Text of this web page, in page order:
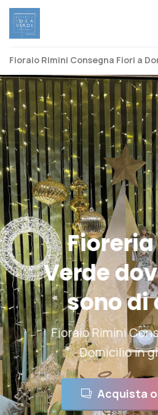
Fioraio Rimini Consegna Fiori a
Rimini
migliori
Wedding Rimini la
Facebook
Rimini